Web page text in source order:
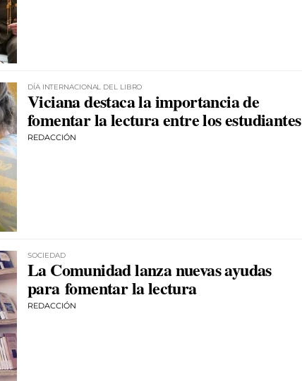
DÍA INTERNACIONAL DEL LIBRO
Viciana destaca la importancia de
fomentar la lectura entre los estudiantes
REDACCIÓN
SOCIEDAD
La Comunidad lanza nuevas ayudas
para fomentar la lectura
REDACCIÓN